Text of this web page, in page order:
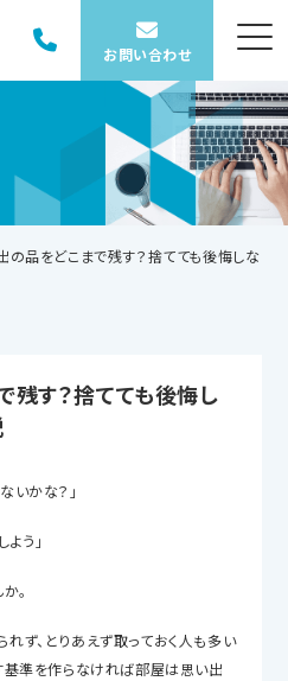
お問い合わせ
の品をどこまで残す？捨てても後悔しな
残す？捨てても後悔し
いかな？」
う」
。
ず、とりあえず取っておく人も多い
基準を作らなければ部屋は思い出